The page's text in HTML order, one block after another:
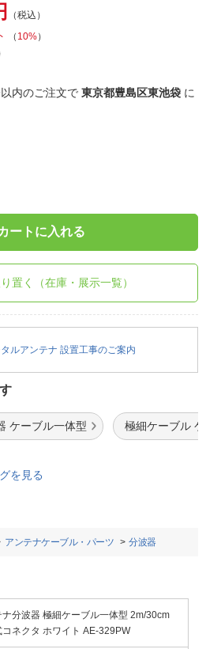
（税込）
（ 10%）
内のご注文で 東京都豊島区東池袋 に
ートに入れる
置く（在庫・展示一覧）
ルアンテナ 設置工事のご案内
ケーブル一体型 極細ケーブル
を見る
アンテナケーブル・パーツ 分波器
ナ分波器 極細ケーブル一体型 2m/30cm
コネクタ ホワイト AE-329PW